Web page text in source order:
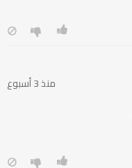
منذ 3 أسبوع